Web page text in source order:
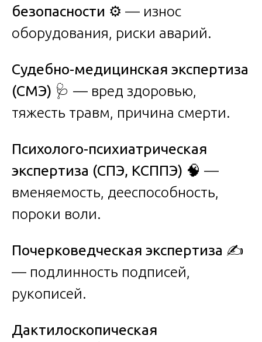
безопасности ⚙️ — износ
оборудования, риски аварий.
Судебно-медицинская экспертиза
(СМЭ) 🩺 — вред здоровью,
тяжесть травм, причина смерти.
Психолого-психиатрическая
экспертиза (СПЭ, КСППЭ) 🧠 —
вменяемость, дееспособность,
пороки воли.
Почерковедческая экспертиза ✍️
— подлинность подписей,
рукописей.
Дактилоскопическая